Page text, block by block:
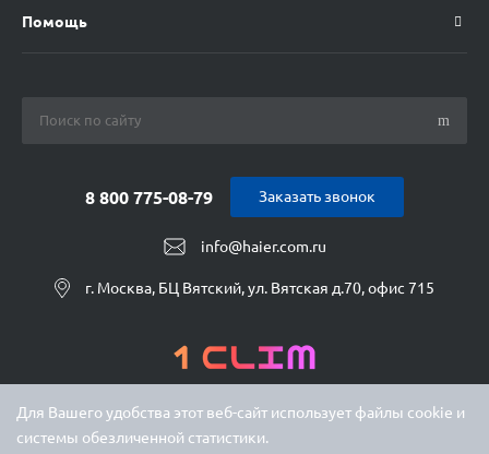
Помощь
info@haier.com.ru
8 800 775-08-79
г. Москва, БЦ Вятский, ул. Вятская д.70, офис 715
Заказать звонок
Для Вашего удобства этот веб-сайт использует файлы cookie и
системы обезличенной статистики.